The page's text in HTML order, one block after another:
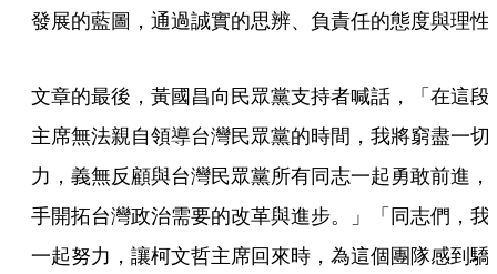
發展的藍圖，通過誠實的思辨、負責任的態度與理性
文章的最後，黃國昌向民眾黨支持者喊話，「在這段
主席無法親自領導台灣民眾黨的時間，我將窮盡一切
力，義無反顧與台灣民眾黨所有同志一起勇敢前進，
手開拓台灣政治需要的改革與進步。」「同志們，我
一起努力，讓柯文哲主席回來時，為這個團隊感到驕